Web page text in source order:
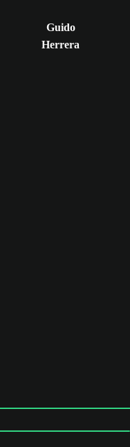
Guido
Herrera